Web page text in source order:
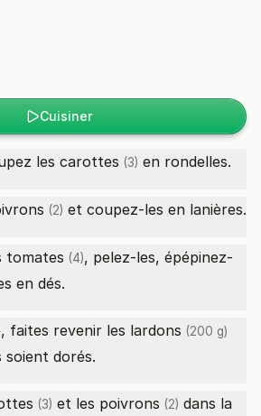
Cuisiner
les carottes (3) en rondelles.
(2) et coupez-les en lanières.
tomates (4), pelez-les, épépinez-
en dés.
faites revenir les lardons (200 g)
soient dorés.
(3) et les poivrons (2) dans la